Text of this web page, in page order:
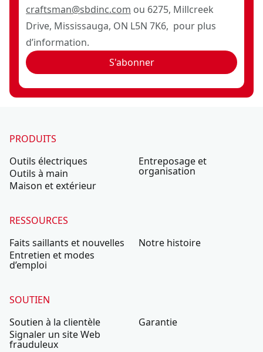
craftsman@sbdinc.com ou 6275, Millcreek
Drive, Mississauga, ON L5N 7K6, pour plus
d’information.
S'abonner
PRODUITS
Outils électriques
Outils à main
Maison et extérieur
Entreposage et
organisation
RESSOURCES
Faits saillants et nouvelles
Entretien et modes
d’emploi
Notre histoire
SOUTIEN
Soutien à la clientèle
Signaler un site Web
frauduleux
Garantie